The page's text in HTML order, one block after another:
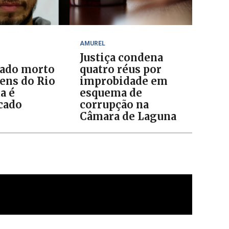
morto
do Rio
é
AMUREL
Justiça condena
quatro réus por
improbidade em
esquema de
corrupção na
Câmara de Laguna